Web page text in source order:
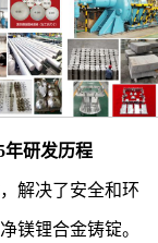
年研发历程
解决了安全和环
镁锂合金铸锭。